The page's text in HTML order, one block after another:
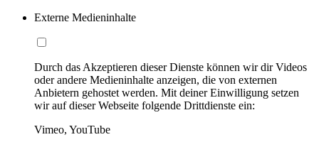
Externe Medieninhalte
Durch das Akzeptieren dieser Dienste können wir dir Videos
oder andere Medieninhalte anzeigen, die von externen
Anbietern gehostet werden. Mit deiner Einwilligung setzen
wir auf dieser Webseite folgende Drittdienste ein:
Vimeo, YouTube